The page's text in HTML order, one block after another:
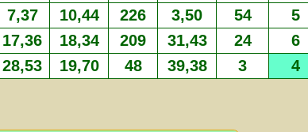
7,37 10,44 226 3,50 54 5
17,36 18,34 209 31,43 24 6
28,53 19,70 48 39,38 3 4